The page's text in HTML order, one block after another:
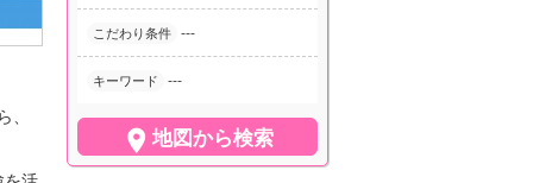
こだわり条件 ---
キーワード ---
 地図から検索
、